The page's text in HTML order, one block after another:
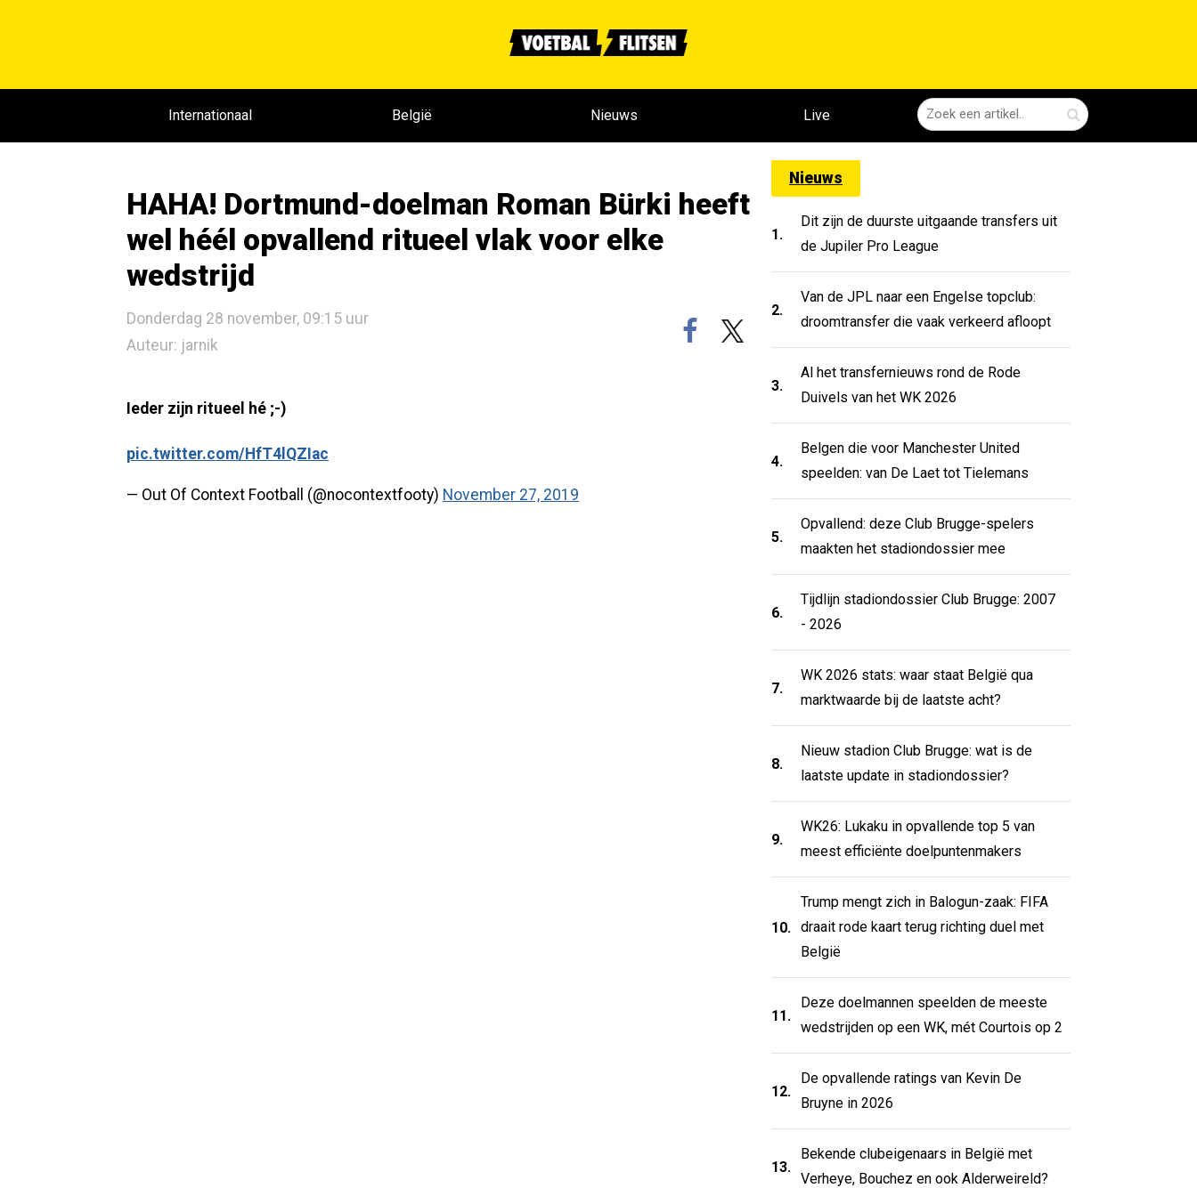
Internationaal België Nieuws Live
HAHA! Dortmund-doelman Roman Bürki heeft
wel héél opvallend ritueel vlak voor elke
wedstrijd
Donderdag 28 november, 09:15 uur
Auteur: jarnik
Ieder zijn ritueel hé ;-)
pic.twitter.com/HfT4lQZIac
— Out Of Context Football (@nocontextfooty) November 27, 2019
Nieuws
1.
Dit zijn de duurste uitgaande transfers uit
de Jupiler Pro League
2.
Van de JPL naar een Engelse topclub:
droomtransfer die vaak verkeerd afloopt
3.
Al het transfernieuws rond de Rode
Duivels van het WK 2026
4.
Belgen die voor Manchester United
speelden: van De Laet tot Tielemans
5.
Opvallend: deze Club Brugge-spelers
maakten het stadiondossier mee
6.
Tijdlijn stadiondossier Club Brugge: 2007
- 2026
7.
WK 2026 stats: waar staat België qua
marktwaarde bij de laatste acht?
8.
Nieuw stadion Club Brugge: wat is de
laatste update in stadiondossier?
9.
WK26: Lukaku in opvallende top 5 van
meest efficiënte doelpuntenmakers
10.
Trump mengt zich in Balogun-zaak: FIFA
draait rode kaart terug richting duel met
België
11.
Deze doelmannen speelden de meeste
wedstrijden op een WK, mét Courtois op 2
12.
De opvallende ratings van Kevin De
Bruyne in 2026
13.
Bekende clubeigenaars in België met
Verheye, Bouchez en ook Alderweireld?